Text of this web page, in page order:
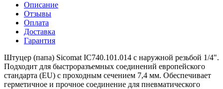
Описание
Отзывы
Оплата
Доставка
Гарантия
Штуцер (папа) Sicomat IC740.101.014 с наружной резьбой 1/4".
Подходит для быстроразъемных соединений европейского
стандарта (EU) с проходным сечением 7,4 мм. Обеспечивает
герметичное и прочное соединение для пневматического